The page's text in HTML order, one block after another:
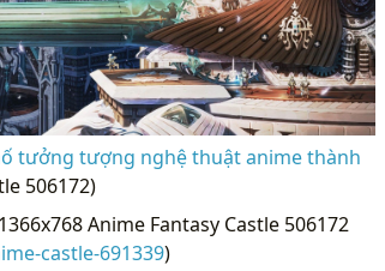
tưởng tượng nghệ thuật anime thành
506172)
Anime Fantasy Castle 506172
castle-691339)